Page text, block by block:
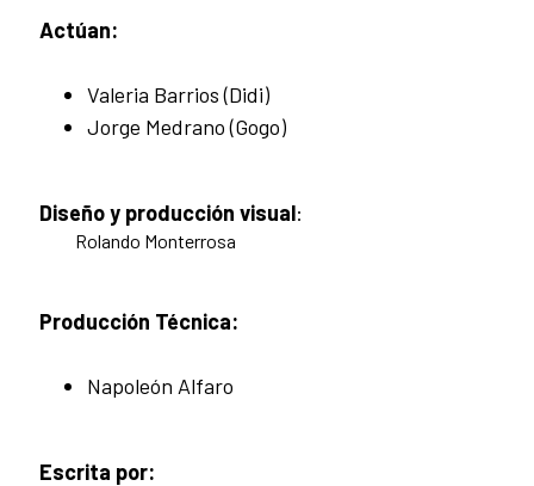
Actúan:
Valeria Barrios (Didi)
Jorge Medrano (Gogo)
Diseño y producción visual:
Rolando Monterrosa
Producción Técnica:
Napoleón Alfaro
Escrita por: